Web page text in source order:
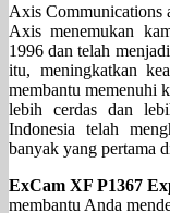
Axis Communications
Axis menemukan
1996 dan telah
itu, meningkatkan
membantu memenuhi
lebih cerdas dan
Indonesia telah
banyak yang pertama
ExCam XF P1367
membantu Anda